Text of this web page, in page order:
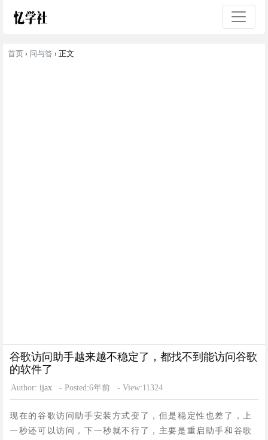
首页 › 问与答 › 正文
谷歌访问助手越来越不稳定了，都找不到能访问谷歌
的软件了
Author: ijax - Posted:6年前 - View:11324
现在的谷歌访问助手安装方式变了，但是稳定性也差了，上
一秒还可以访问，下一秒就不行了，主要是重启助手和谷歌